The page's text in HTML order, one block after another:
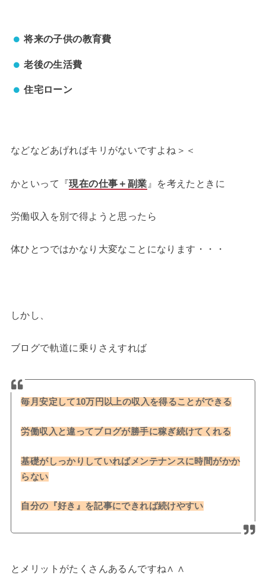
将来の子供の教育費
老後の生活費
住宅ローン
などなどあげればキリがないですよね＞＜
かといって『現在の仕事＋副業 』を考えたときに
労働収入を別で得ようと思ったら
体ひとつではかなり大変なことになります・・・
しかし、
ブログで軌道に乗りさえすれば
毎月安定して10万円以上の収入を得ることができる
労働収入と違ってブログが勝手に稼ぎ続けてくれる
基礎がしっかりしていればメンテナンスに時間がかか
らない
自分の『好き』を記事にできれば続けやすい
とメリットがたくさんあるんですね∧ ∧